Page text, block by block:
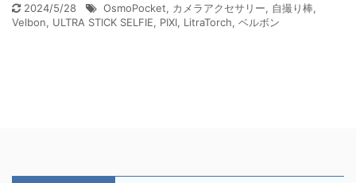
2024/5/28 OsmoPocket, カメラアクセサリー, 自撮り棒,
Velbon, ULTRA STICK SELFIE, PIXI, LitraTorch, ベルボン